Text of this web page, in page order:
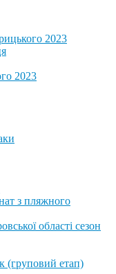
2023
2023
з пляжного
області сезон
(груповий етап)